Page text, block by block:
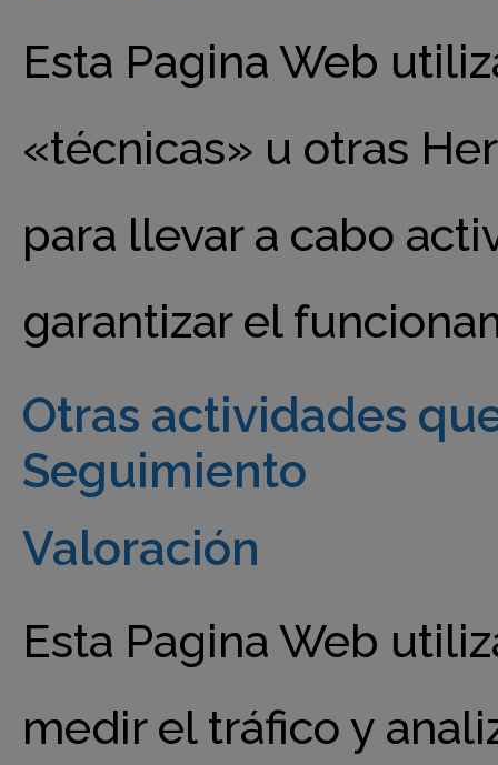
Esta Pagina Web
«técnicas» u otras
para llevar a cabo
garantizar el
Otras actividades
Seguimiento
Valoración
Esta Pagina Web
medir el tráfico y